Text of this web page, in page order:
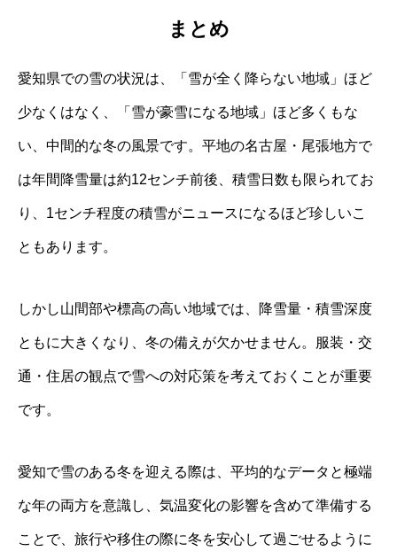
まとめ
愛知県での雪の状況は、「雪が全く降らない地域」ほど
少なくはなく、「雪が豪雪になる地域」ほど多くもな
い、中間的な冬の風景です。平地の名古屋・尾張地方で
は年間降雪量は約12センチ前後、積雪日数も限られてお
り、1センチ程度の積雪がニュースになるほど珍しいこ
ともあります。
しかし山間部や標高の高い地域では、降雪量・積雪深度
ともに大きくなり、冬の備えが欠かせません。服装・交
通・住居の観点で雪への対応策を考えておくことが重要
です。
愛知で雪のある冬を迎える際は、平均的なデータと極端
な年の両方を意識し、気温変化の影響を含めて準備する
ことで、旅行や移住の際に冬を安心して過ごせるように